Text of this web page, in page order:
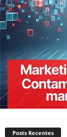
Posts Recentes